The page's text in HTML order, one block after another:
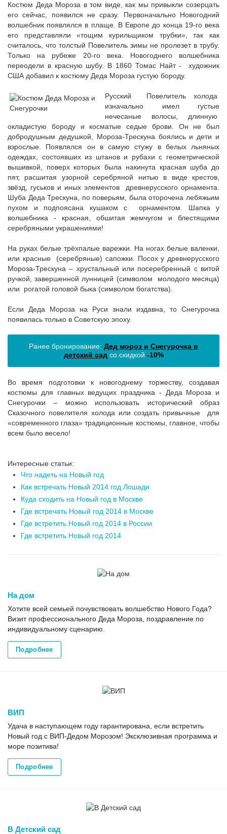
Костюм Деда Мороза в том виде, как мы привыкли созерцать
его сейчас, появился не сразу. Первоначально Новогодний
волшебник появлялся в плаще. В Европе до конца 19-го века
его представляли «тощим курильщиком трубки», так как
считалось, что толстый Повелитель зимы не пролезет в трубу.
Только на рубеже 20-го века. Новогоднего волшебника
переодели в красную шубу. В 1860 Томас Найт - художник
США добавил к костюму Деда Мороза густую бороду.
Русский Повелитель холода
изначально имел густые
нечесаные волосы, длинную
окладистую бороду и косматые седые брови. Он не был
добродушным дедушкой, Мороза-Трескуна боялись и дети и
взрослые. Появлялся он в самую стужу в белых льняных
одеждах, состоявших из штанов и рубахи с геометрической
вышивкой, поверх которых была накинута красная шуба до
пят, расшитая узорной серебряной нитью в виде крестов,
звёзд, гуськов и иных элементов древнерусского орнамента.
Шуба Деда Трескуна, по поверьям, была оторочена лебяжьим
пухом и подпоясана кушаком с орнаментом. Шапка у
волшебника - красная, обшитая жемчугом и блестящими
серебряными украшениями!
На руках белые трёхпалые варежки. На ногах белые валенки,
или красные (серебряные) сапожки. Посох у древнерусского
Мороза-Трескуна – хрустальный или посеребренный с витой
ручкой, завершенной лунницей (символом молодого месяца)
или рогатой головой быка (символом богатства).
Если Деда Мороза на Руси знали издавна, то Снегурочка
появилась только в Советскую эпоху.
Ранее бронирование: Дед мороз и Снегурочка в
детский садсо скидкой -10%
Во время подготовки к новогоднему торжеству, создавая
костюмы для главных ведущих праздника - Деда Мороза и
Снегурочки – можно использовать исторический образ
Сказочного повелителя холода или создать привычные для
«современного глаза» традиционные костюмы, главное, чтобы
всем было весело!
Интересные статьи:
Что надеть на Новый год
Как встречать Новый 2014 год Лошади
Куда сходить на Новый год в Москве
Где встречать Новый год 2014 в Москве
Где встретить Новый год 2014 в России
Где встретить Новый год 2014
На дом
Хотите всей семьей почувствовать волшебство Нового Года?
Визит профессионального Деда Мороза, поздравление по
индивидуальному сценарию.
Подробнее
ВИП
Удача в наступающем году гарантирована, если встретить
Новый год с ВИП-Дедом Морозом! Эксклюзивная программа и
море позитива!
Подробнее
В Детский сад